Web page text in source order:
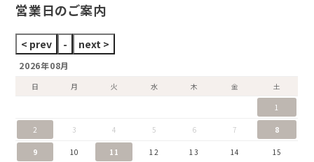
営業日のご案内
2026年08月
日 月 火 水 木 金
土
1
2 3 4 5 6 7 8
9 10 11 12 13 14 15